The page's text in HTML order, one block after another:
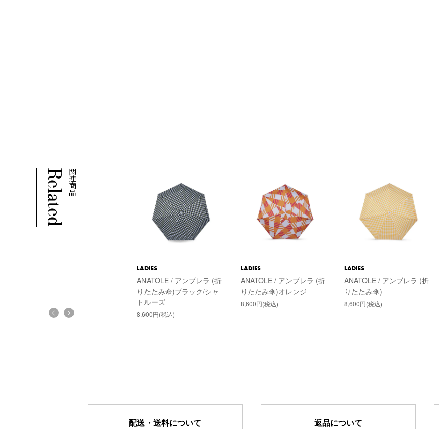
Related 関連商品
LADIES
ANATOLE / アンブレラ (折
りたたみ傘)ブラック/シャ
トルーズ
8,600円(税込)
LADIES
ANATOLE / アンブレラ (折
りたたみ傘)オレンジ
8,600円(税込)
LADIES
ANATOLE / アンブレラ (折
りたたみ傘)
8,600円(税込)
配送・送料について 返品について